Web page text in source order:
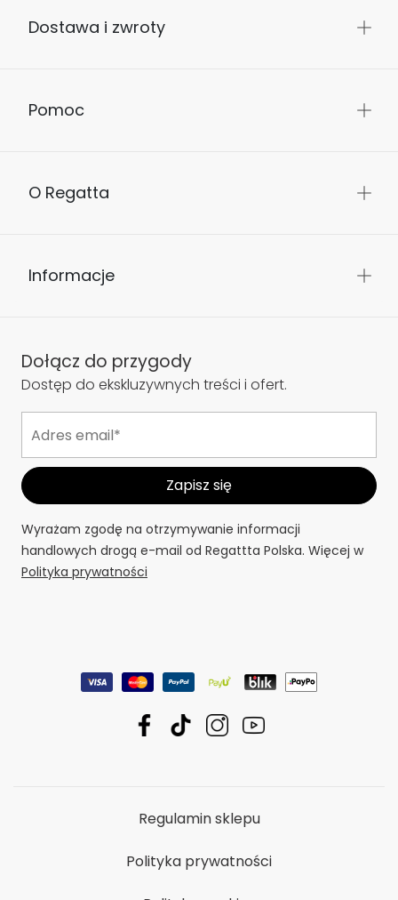
Dostawa i zwroty
Pomoc
O Regatta
Informacje
Dołącz do przygody
Dostęp do ekskluzywnych treści i ofert.
Wyrażam zgodę na otrzymywanie informacji
handlowych drogą e-mail od Regattta Polska. Więcej w
Polityka prywatności
Regulamin sklepu
Polityka prywatności